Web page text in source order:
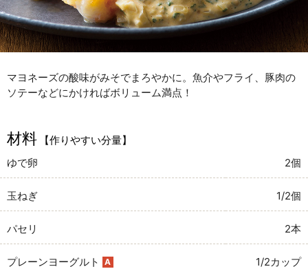
マヨネーズの酸味がみそでまろやかに。魚介やフライ、豚肉の
ソテーなどにかければボリューム満点！
材料
【作りやすい分量】
ゆで卵
2個
玉ねぎ 1/2個
パセリ 2本
プレーンヨーグルト A 1/2カップ